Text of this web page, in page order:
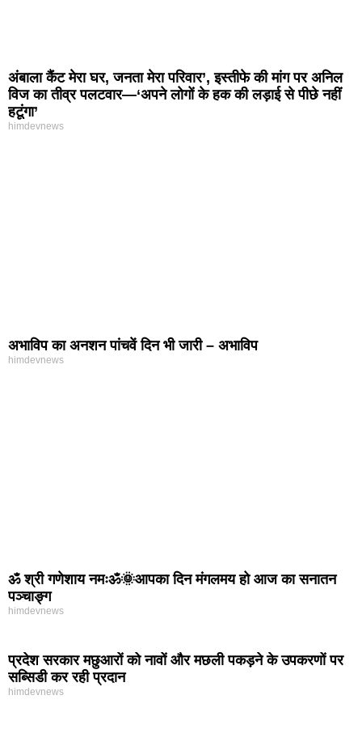
अंबाला कैंट मेरा घर, जनता मेरा परिवार’, इस्तीफे की मांग पर अनिल
विज का तीव्र पलटवार—‘अपने लोगों के हक की लड़ाई से पीछे नहीं
हटूंगा’
himdevnews
अभाविप का अनशन पांचवें दिन भी जारी – अभाविप
himdevnews
ॐ श्री गणेशाय नमःॐ🌞आपका दिन मंगलमय हो आज का सनातन
पञ्चाङ्ग
himdevnews
प्रदेश सरकार मछुआरों को नावों और मछली पकड़ने के उपकरणों पर
सब्सिडी कर रही प्रदान
himdevnews